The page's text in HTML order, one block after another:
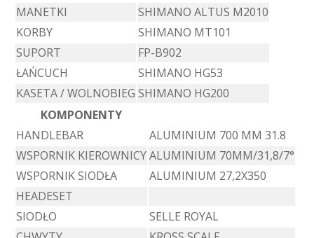
MANETKI
SHIMANO ALTUS M2010
KORBY
SHIMANO MT101
SUPORT
FP-B902
ŁAŃCUCH
SHIMANO HG53
KASETA / WOLNOBIEG SHIMANO HG200
KOMPONENTY
HANDLEBAR
ALUMINIUM 700 MM 31.8
WSPORNIK KIEROWNICYALUMINIUM 70MM/31,8/7°
WSPORNIK SIODŁA
ALUMINIUM 27,2X350
HEADESET
SIODŁO
SELLE ROYAL